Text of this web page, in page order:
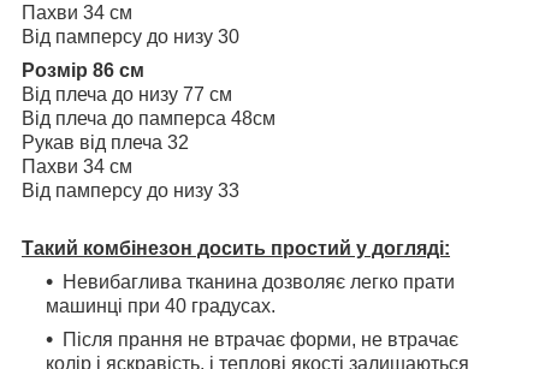
Пахви 34 см
Від памперсу до низу 30
Розмір 86 см
Від плеча до низу 77 см
Від плеча до памперса 48см
Рукав від плеча 32
Пахви 34 см
Від памперсу до низу 33
Такий комбінезон досить простий у догляді:
Невибаглива тканина дозволяє легко прати
машинці при 40 градусах.
Після прання не втрачає форми, не втрачає
колір і яскравість, і теплові якості залишаються